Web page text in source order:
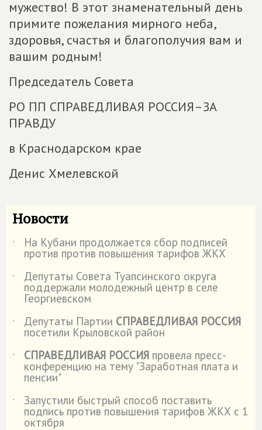
мужество! В этот знаменательный день
примите пожелания мирного неба,
здоровья, счастья и благополучия вам и
вашим родным!
Председатель Совета
РО ПП СПРАВЕДЛИВАЯ РОССИЯ–ЗА
ПРАВДУ
в Краснодарском крае
Денис Хмелевской
Новости
˙ На Кубани продолжается сбор подписей
против против повышения тарифов ЖКХ
˙
Депутаты Совета Туапсинского округа
поддержали молодежный центр в селе
Георгиевском
˙
Депутаты Партии СПРАВЕДЛИВАЯ РОССИЯ
посетили Крыловской район
˙
СПРАВЕДЛИВАЯ РОССИЯ провела пресс-
конференцию на тему "Заработная плата и
пенсии"
˙
Запустили быстрый способ поставить
подпись против повышения тарифов ЖКХ с 1
октября